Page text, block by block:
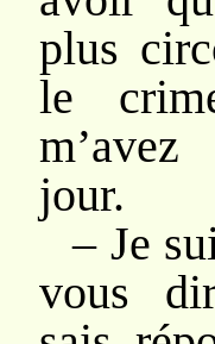
plus
le
jour.
– Je
vous